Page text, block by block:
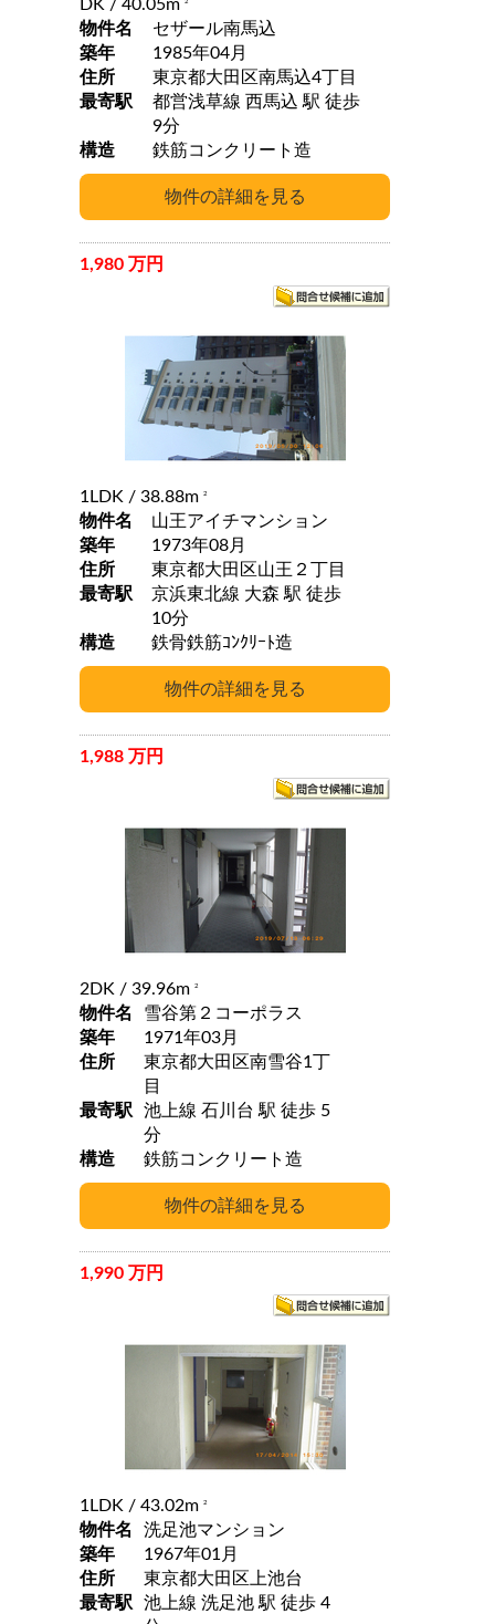
DK / 40.05m 2
物件名
セザール南馬込
築年
1985年04月
住所
東京都大田区南馬込4丁目
最寄駅
都営浅草線 西馬込 駅 徒歩
9分
構造
鉄筋コンクリート造
1,980 万円
1LDK / 38.88m 2
物件名
山王アイチマンション
築年
1973年08月
住所
東京都大田区山王２丁目
最寄駅
京浜東北線 大森 駅 徒歩
10分
構造
鉄骨鉄筋ｺﾝｸﾘｰﾄ造
1,988 万円
2DK / 39.96m 2
物件名
雪谷第２コーポラス
築年
1971年03月
住所
東京都大田区南雪谷1丁
目
最寄駅
池上線 石川台 駅 徒歩 5
分
構造
鉄筋コンクリート造
1,990 万円
1LDK / 43.02m 2
物件名
洗足池マンション
築年
1967年01月
住所
東京都大田区上池台
最寄駅
池上線 洗足池 駅 徒歩 4